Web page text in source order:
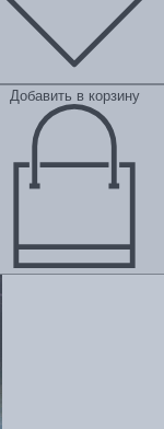
Добавить в корзину